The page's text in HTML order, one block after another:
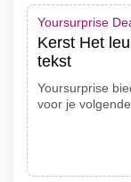
Yoursurprise
Kerst Het
tekst
Yoursurprise
voor je